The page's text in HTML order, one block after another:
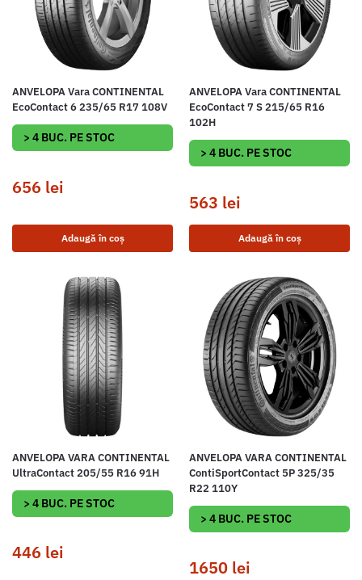
ANVELOPA Vara CONTINENTAL
EcoContact 6 235/65 R17 108V
> 4 BUC. PE STOC
656 lei
Adaugă în coș
ANVELOPA Vara CONTINENTAL
EcoContact 7 S 215/65 R16
102H
> 4 BUC. PE STOC
563 lei
Adaugă în coș
ANVELOPA VARA CONTINENTAL
UltraContact 205/55 R16 91H
> 4 BUC. PE STOC
446 lei
ANVELOPA VARA CONTINENTAL
ContiSportContact 5P 325/35
R22 110Y
> 4 BUC. PE STOC
1650 lei